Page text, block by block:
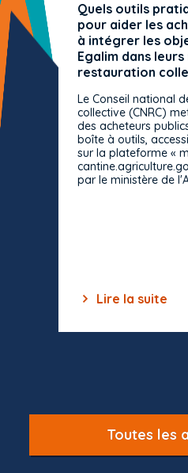
Quels outils
pour aider les
à intégrer les
Egalim dans
restauration
Le Conseil national
collective (CNRC)
des acheteurs
boîte à outils,
sur la plateforme «
par le ministère de
Lire la suite
Toutes les